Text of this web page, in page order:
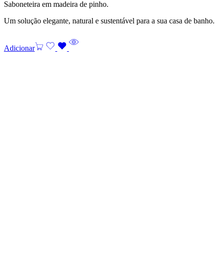
Saboneteira em madeira de pinho.
Um solução elegante, natural e sustentável para a sua casa de banho.
Adicionar